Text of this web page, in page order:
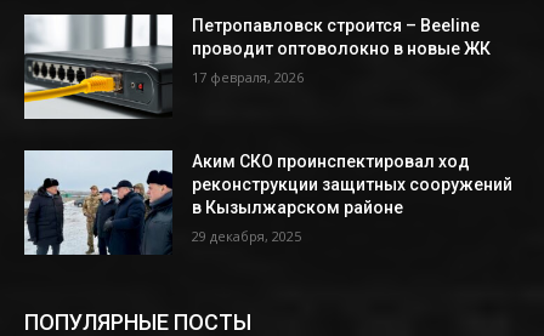
Петропавловск строится – Beeline
проводит оптоволокно в новые ЖК
17 февраля, 2026
Аким СКО проинспектировал ход
реконструкции защитных сооружений
в Кызылжарском районе
29 декабря, 2025
ПОПУЛЯРНЫЕ ПОСТЫ